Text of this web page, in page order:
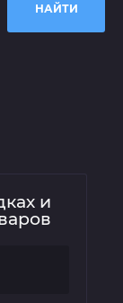
НАЙТИ
и